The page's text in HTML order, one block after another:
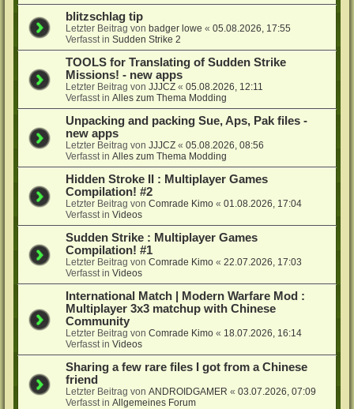
blitzschlag tip
Letzter Beitrag vonbadger lowe «05.08.2026, 17:55
Verfasst inSudden Strike 2
TOOLS for Translating of Sudden Strike
Missions! - new apps
Letzter Beitrag vonJJJCZ «05.08.2026, 12:11
Verfasst inAlles zum Thema Modding
Unpacking and packing Sue, Aps, Pak files -
new apps
Letzter Beitrag vonJJJCZ «05.08.2026, 08:56
Verfasst inAlles zum Thema Modding
Hidden Stroke II : Multiplayer Games
Compilation! #2
Letzter Beitrag vonComrade Kimo «01.08.2026, 17:04
Verfasst inVideos
Sudden Strike : Multiplayer Games
Compilation! #1
Letzter Beitrag vonComrade Kimo «22.07.2026, 17:03
Verfasst inVideos
International Match | Modern Warfare Mod :
Multiplayer 3x3 matchup with Chinese
Community
Letzter Beitrag vonComrade Kimo « 18.07.2026, 16:14
Verfasst inVideos
Sharing a few rare files I got from a Chinese
friend
Letzter Beitrag vonANDROIDGAMER «03.07.2026, 07:09
Verfasst inAllgemeines Forum